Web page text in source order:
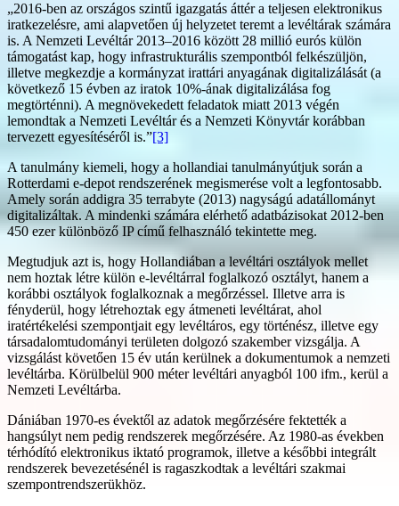
„2016-ben az országos szintű igazgatás áttér a teljesen elektronikus
iratkezelésre, ami alapvetően új helyzetet teremt a levéltárak számára
is. A Nemzeti Levéltár 2013–2016 között 28 millió eurós külön
támogatást kap, hogy infrastrukturális szempontból felkészüljön,
illetve megkezdje a kormányzat irattári anyagának digitalizálását (a
következő 15 évben az iratok 10%-ának digitalizálása fog
megtörténni). A megnövekedett feladatok miatt 2013 végén
lemondtak a Nemzeti Levéltár és a Nemzeti Könyvtár korábban
tervezett egyesítéséről is.”[3]
A tanulmány kiemeli, hogy a hollandiai tanulmányútjuk során a
Rotterdami e-depot rendszerének megismerése volt a legfontosabb.
Amely során addigra 35 terrabyte (2013) nagyságú adatállományt
digitalizáltak. A mindenki számára elérhető adatbázisokat 2012-ben
450 ezer különböző IP című felhasználó tekintette meg.
Megtudjuk azt is, hogy Hollandiában a levéltári osztályok mellet
nem hoztak létre külön e-levéltárral foglalkozó osztályt, hanem a
korábbi osztályok foglalkoznak a megőrzéssel. Illetve arra is
fényderül, hogy létrehoztak egy átmeneti levéltárat, ahol
iratértékelési szempontjait egy levéltáros, egy történész, illetve egy
társadalomtudományi területen dolgozó szakember vizsgálja. A
vizsgálást követően 15 év után kerülnek a dokumentumok a nemzeti
levéltárba. Körülbelül 900 méter levéltári anyagból 100 ifm., kerül a
Nemzeti Levéltárba.
Dániában 1970-es évektől az adatok megőrzésére fektették a
hangsúlyt nem pedig rendszerek megőrzésére. Az 1980-as években
térhódító elektronikus iktató programok, illetve a későbbi integrált
rendszerek bevezetésénél is ragaszkodtak a levéltári szakmai
szempontrendszerükhöz.